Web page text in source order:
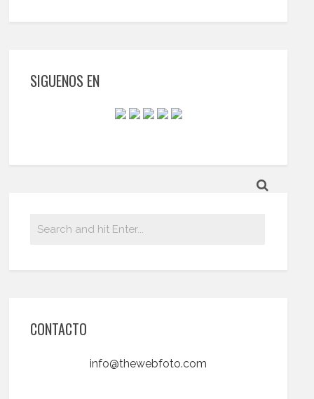
SIGUENOS EN
CONTACTO
info@thewebfoto.com